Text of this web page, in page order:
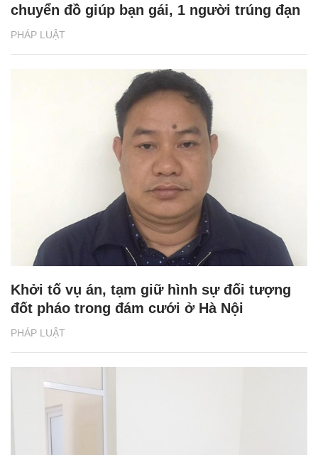
PHÁP LUẬT
chuyển đồ giúp bạn gái, 1 người trúng đạn
PHÁP LUẬT
Khởi tố vụ án, tạm giữ hình sự đối tượng
đốt pháo trong đám cưới ở Hà Nội